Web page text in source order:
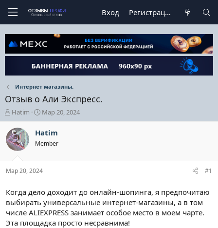
Вход Регистрация
Интернет магазины.
Отзыв о Али Экспресс.
А
в
т
о
р
е
м
Hatim
Д
а
а
н
ч
а
а
Мар 20, 2024
Hatim
Member
Мар 20, 2024 #1
Когда дело доходит до онлайн-шопинга, я предпочитаю
выбирать универсальные интернет-магазины, а в том
числе ALIEXPRESS занимает особое место в моем чарте.
Эта площадка просто несравнима!